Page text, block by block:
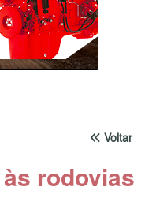
Voltar
rodovias